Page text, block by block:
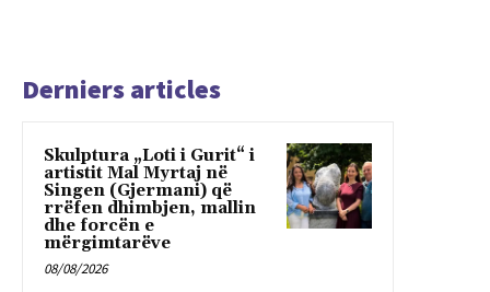
Derniers articles
Skulptura „Loti i Gurit“ i
artistit Mal Myrtaj në
Singen (Gjermani) që
rrëfen dhimbjen, mallin
dhe forcën e
mërgimtarëve
08/08/2026